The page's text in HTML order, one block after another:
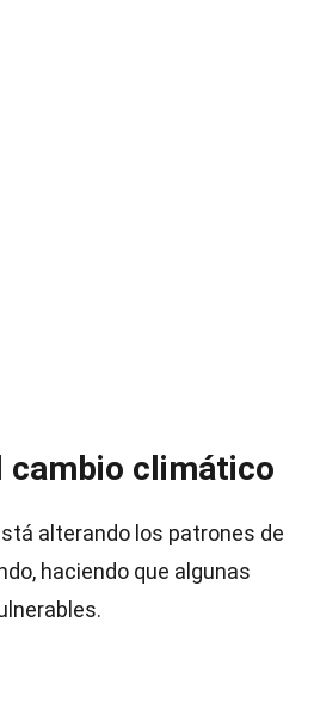
cambio climático
alterando los patrones de
haciendo que algunas